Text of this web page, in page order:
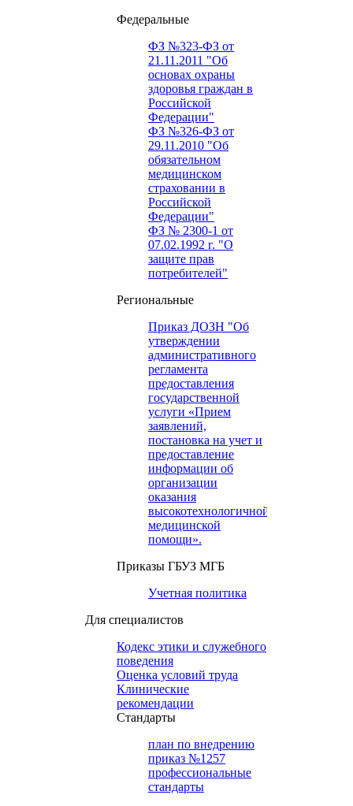
Федеральные
ФЗ №323-ФЗ от
21.11.2011 "Об
основах охраны
здоровья граждан в
Российской
Федерации"
ФЗ №326-ФЗ от
29.11.2010 "Об
обязательном
медицинском
страховании в
Российской
Федерации"
ФЗ № 2300-1 от
07.02.1992 г. "О
защите прав
потребителей"
Региональные
Приказ ДОЗН "Об
утверждении
административного
регламента
предоставления
государственной
услуги «Прием
заявлений,
постановка на учет и
предоставление
информации об
организации
оказания
высокотехнологичной
медицинской
помощи».
Приказы ГБУЗ МГБ
Учетная политика
Для специалистов
Кодекс этики и служебного
поведения
Оценка условий труда
Клинические
рекомендации
Cтандарты
план по внедрению
приказ №1257
профессиональные
стандарты